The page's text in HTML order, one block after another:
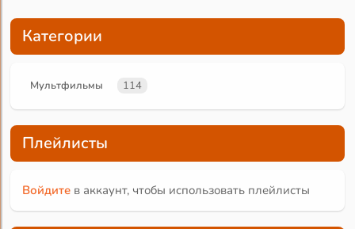
Категории
Мультфильмы 114
Плейлисты
Войдите в аккаунт, чтобы использовать плейлисты